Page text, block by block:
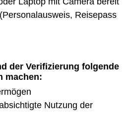
Reisepass
der Verifizierung folgende
machen:
Nutzung der